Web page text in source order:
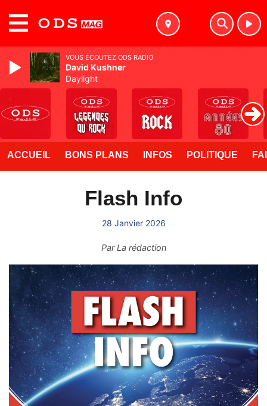
ACCUEIL BONS PLANS INFOS POLITIQUE
Flash Info
28 Janvier 2026
ParLa rédaction
VOUS ÉCOUTEZ ODS RADIO
David Kushner
Daylight